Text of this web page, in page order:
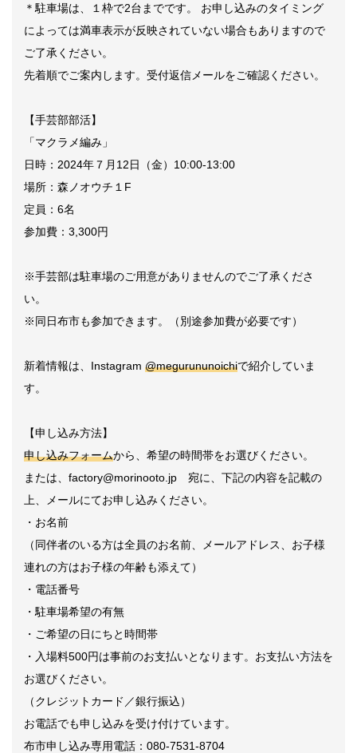
＊駐車場は、１枠で2台までです。 お申し込みのタイミング
によっては満車表示が反映されていない場合もありますので
ご了承ください。
先着順でご案内します。受付返信メールをご確認ください。
【手芸部部活】
「マクラメ編み」
日時：2024年７月12日（金）10:00-13:00
場所：森ノオウチ１F
定員：6名
参加費：3,300円
※手芸部は駐車場のご用意がありませんのでご了承くださ
い。
※同日布市も参加できます。（別途参加費が必要です）
新着情報は、Instagram @megurununoichiで紹介していま
す。
【申し込み方法】
申し込みフォームから、希望の時間帯をお選びください。
または、factory@morinooto.jp 宛に、下記の内容を記載の
上、メールにてお申し込みください。
・お名前
（同伴者のいる方は全員のお名前、メールアドレス、お子様
連れの方はお子様の年齢も添えて）
・電話番号
・駐車場希望の有無
・ご希望の日にちと時間帯
・入場料500円は事前のお支払いとなります。お支払い方法を
お選びください。
（クレジットカード／銀行振込）
お電話でも申し込みを受け付けています。
布市申し込み専用電話：080-7531-8704